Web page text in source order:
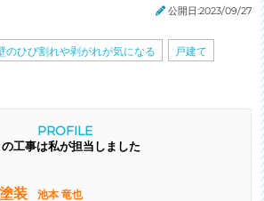
公開日:2023/09/27
のひび割れや剥がれが気になる 戸建て
PROFILE
の工事は私が担当しました
装
池本 竜也